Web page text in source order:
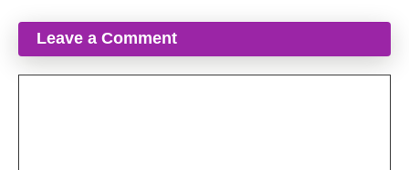
Leave a Comment